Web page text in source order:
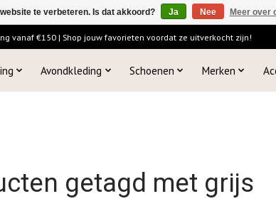
vanaf €150 | Shop jouw favorieten voordat ze uitverkocht zijn!
Avondkleding Schoenen Merken
getagd met grijs
te verbeteren. Is dat akkoord? Ja Nee Meer over